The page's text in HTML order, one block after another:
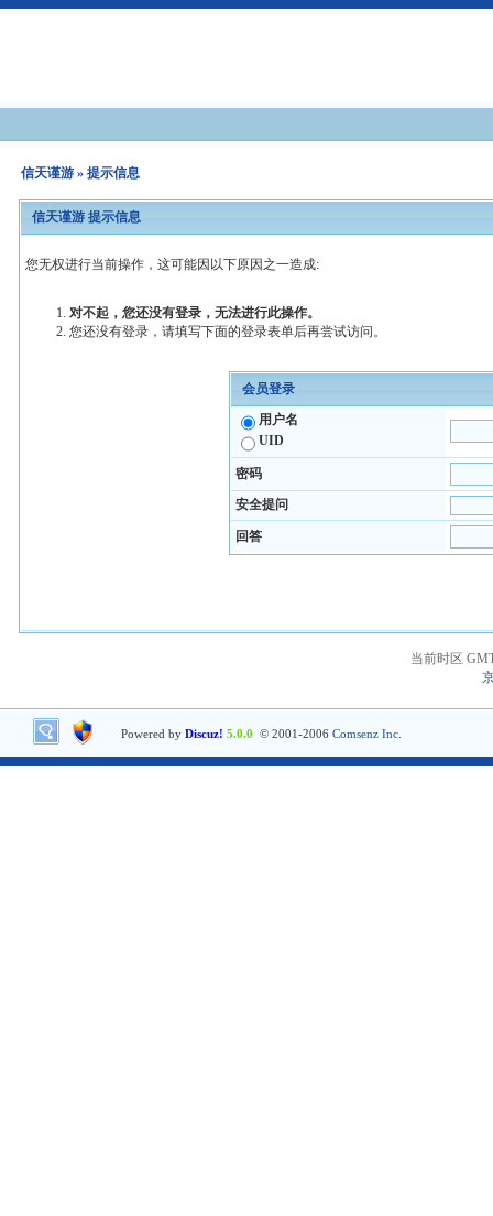
信天谨游 » 提示信息
信天谨游 提示信息
您无权进行当前操作，这可能因以下原因之一造成:
对不起，您还没有登录，无法进行此操作。
您还没有登录，请填写下面的登录表单后再尝试访问。
会员登录
用户名
UID
密码
安全提问
回答
当前时区
Powered by Discuz! 5.0.0 © 2001-2006 Comsenz Inc.